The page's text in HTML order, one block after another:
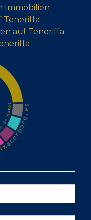
Immobilien
Teneriffa
auf Teneriffa